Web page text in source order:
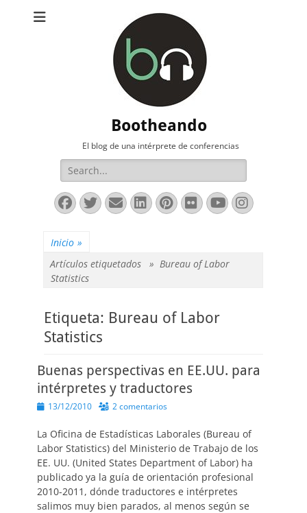
Bootheando
El blog de una intérprete de conferencias
Buscar:
Facebook
Twitter
Correo
electrónico
LinkedIn
Pinterest
FlickrYouTube
Inicio »
Artículos etiquetados » Bureau of Labor
Statistics
Etiqueta: Bureau of Labor
Statistics
Buenas perspectivas en EE.UU. para
intérpretes y traductores
Publicado
13/12/2010 2 comentarios
La Oficina de Estadísticas Laborales (Bureau of
Labor Statistics) del Ministerio de Trabajo de los
EE. UU. (United States Department of Labor) ha
publicado ya la guía de orientación profesional
2010-2011, dónde traductores e intérpretes
salimos muy bien parados, al menos según se